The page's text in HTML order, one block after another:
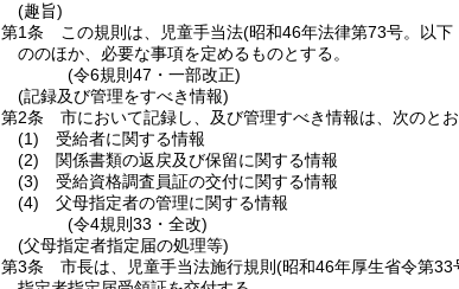
(趣旨)
第1条
この規則は、児童手当法(昭和46年法律第73号。以下
ののほか、必要な事項を定めるものとする。
(令6規則47・一部改正)
(記録及び管理をすべき情報)
第2条
市において記録し、及び管理すべき情報は、次のとお
(1)
受給者に関する情報
(2)
関係書類の返戻及び保留に関する情報
(3)
受給資格調査員証の交付に関する情報
(4)
父母指定者の管理に関する情報
(令4規則33・全改)
(父母指定者指定届の処理等)
第3条
市長は、児童手当法施行規則 (昭和46年厚生省令第33